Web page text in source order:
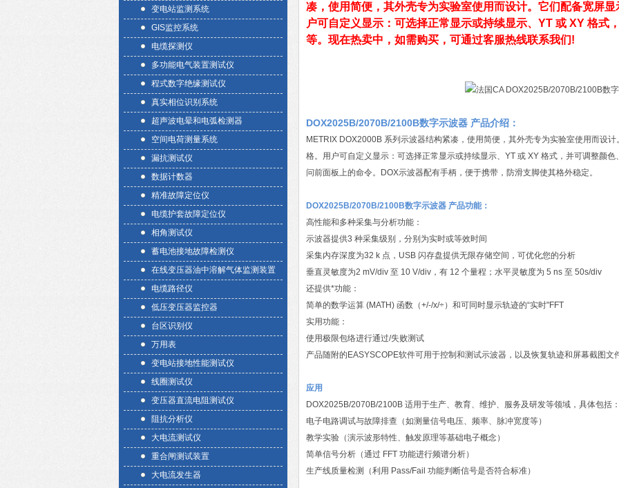
变电站监测系统
GIS监控系统
电缆探测仪
多功能电气装置测试仪
程式数字绝缘测试仪
真实相位识别系统
超声波电晕和电弧检测器
空间电荷测量系统
漏抗测试仪
数据计数器
精准故障定位仪
电缆护套故障定位仪
相角测试仪
蓄电池接地故障检测仪
在线变压器油中溶解气体监测装置
电缆路径仪
低压变压器监控器
台区识别仪
万用表
变电站接地性能测试仪
线圈测试仪
变压器直流电阻测试仪
阻抗分析仪
大电流测试仪
重合闸测试装置
大电流发生器
凑，使用简便，其外壳专为实验室使用而设计。它们配备宽屏
户可自定义显示：可选择正常显示或持续显示、YT 或 XY 格式
等。现在热卖中，如需购买，可通过客服热线联系我们!
DOX2025B/2070B/2100B数字示波器 产品介绍：
METRIX DOX2000B 系列示波器结构紧凑，使用简便，其外壳专为实验室使用而设
格。用户可自定义显示：可选择正常显示或持续显示、YT 或 XY 格式，并可调整颜
问前面板上的命令。DOX示波器配有手柄，便于携带，防滑支脚使其格外稳定。
DOX2025B/2070B/2100B数字示波器 产品功能：
高性能和多种采集与分析功能：
示波器提供3 种采集级别，分别为实时或等效时间
采集内存深度为32 k 点，USB 闪存盘提供无限存储空间，可优化您的分析
垂直灵敏度为2 mV/div 至 10 V/div，有 12 个量程；水平灵敏度为 5 ns 至 50s/div
还提供*功能：
简单的数学运算 (MATH) 函数（+/-/x/÷）和可同时显示轨迹的“实时"FFT
实用功能：
使用极限包络进行通过/失败测试
产品随附的EASYSCOPE软件可用于控制和测试示波器，以及恢复轨迹和屏幕截图文
应用
DOX2025B/2070B/2100B 适用于生产、教育、维护、服务及研发等领域，具体包括
电子电路调试与故障排查（如测量信号电压、频率、脉冲宽度等）
教学实验（演示波形特性、触发原理等基础电子概念）
简单信号分析（通过 FFT 功能进行频谱分析）
生产线质量检测（利用 Pass/Fail 功能判断信号是否符合标准）